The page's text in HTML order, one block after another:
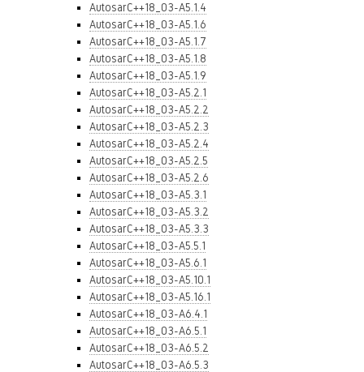
AutosarC++18_03-A5.1.4
AutosarC++18_03-A5.1.6
AutosarC++18_03-A5.1.7
AutosarC++18_03-A5.1.8
AutosarC++18_03-A5.1.9
AutosarC++18_03-A5.2.1
AutosarC++18_03-A5.2.2
AutosarC++18_03-A5.2.3
AutosarC++18_03-A5.2.4
AutosarC++18_03-A5.2.5
AutosarC++18_03-A5.2.6
AutosarC++18_03-A5.3.1
AutosarC++18_03-A5.3.2
AutosarC++18_03-A5.3.3
AutosarC++18_03-A5.5.1
AutosarC++18_03-A5.6.1
AutosarC++18_03-A5.10.1
AutosarC++18_03-A5.16.1
AutosarC++18_03-A6.4.1
AutosarC++18_03-A6.5.1
AutosarC++18_03-A6.5.2
AutosarC++18_03-A6.5.3